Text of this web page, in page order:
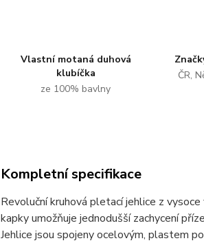
Vlastní motaná duhová
klubíčka
ze 100% bavlny
ČR,
Kompletní specifikace
Revoluční kruhová pletací jehlice z
kapky umožňuje jednodušší zachycení
Jehlice jsou spojeny ocelovým, plastem